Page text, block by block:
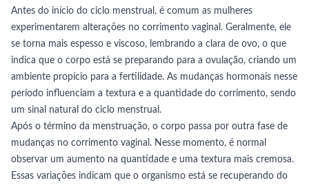
Antes do início do ciclo menstrual, é comum as mulheres
experimentarem alterações no corrimento vaginal. Geralmente, ele
se torna mais espesso e viscoso, lembrando a clara de ovo, o que
indica que o corpo está se preparando para a ovulação, criando um
ambiente propício para a fertilidade. As mudanças hormonais nesse
período influenciam a textura e a quantidade do corrimento, sendo
um sinal natural do ciclo menstrual.
Após o término da menstruação, o corpo passa por outra fase de
mudanças no corrimento vaginal. Nesse momento, é normal
observar um aumento na quantidade e uma textura mais cremosa.
Essas variações indicam que o organismo está se recuperando do